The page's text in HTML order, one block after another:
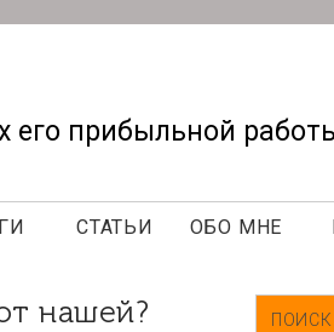
его прибыльной
СТАТЬИ ОБО МНЕ
нашей?